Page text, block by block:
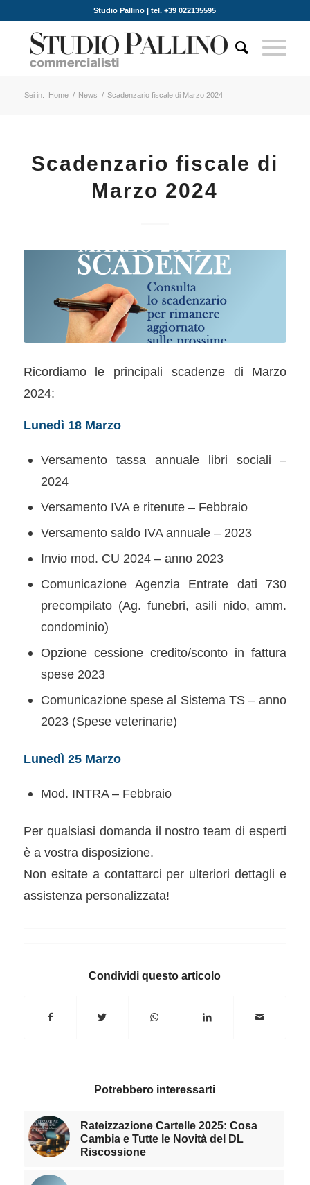
Studio Pallino | tel. +39 022135595
Sei in: Home / News / Scadenzario fiscale di Marzo 2024
Scadenzario fiscale di
Marzo 2024
Ricordiamo le principali scadenze di Marzo
2024:
Lunedì 18 Marzo
Versamento tassa annuale libri sociali –
2024
Versamento IVA e ritenute – Febbraio
Versamento saldo IVA annuale – 2023
Invio mod. CU 2024 – anno 2023
Comunicazione Agenzia Entrate dati 730
precompilato (Ag. funebri, asili nido, amm.
condominio)
Opzione cessione credito/sconto in fattura
spese 2023
Comunicazione spese al Sistema TS – anno
2023 (Spese veterinarie)
Lunedì 25 Marzo
Mod. INTRA – Febbraio
Per qualsiasi domanda il nostro team di esperti
è a vostra disposizione.
Non esitate a contattarci per ulteriori dettagli e
assistenza personalizzata!
Condividi questo articolo
Potrebbero interessarti
Rateizzazione Cartelle 2025: Cosa
Cambia e Tutte le Novità del DL
Riscossione